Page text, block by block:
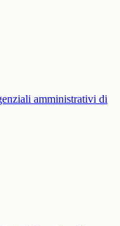
amministrativi di